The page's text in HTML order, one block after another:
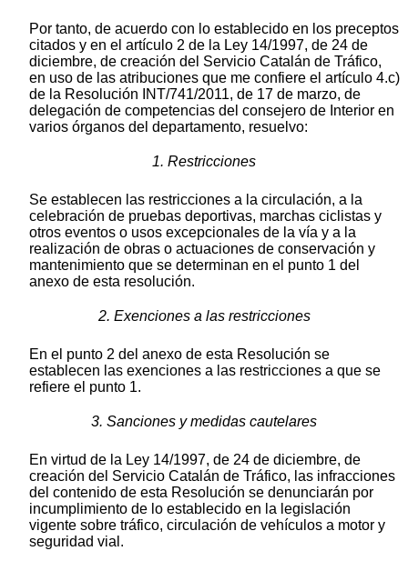
Por tanto, de acuerdo con lo establecido en los preceptos
citados y en el artículo 2 de la Ley 14/1997, de 24 de
diciembre, de creación del Servicio Catalán de Tráfico,
en uso de las atribuciones que me confiere el artículo 4.c)
de la Resolución INT/741/2011, de 17 de marzo, de
delegación de competencias del consejero de Interior en
varios órganos del departamento, resuelvo:
1. Restricciones
Se establecen las restricciones a la circulación, a la
celebración de pruebas deportivas, marchas ciclistas y
otros eventos o usos excepcionales de la vía y a la
realización de obras o actuaciones de conservación y
mantenimiento que se determinan en el punto 1 del
anexo de esta resolución.
2. Exenciones a las restricciones
En el punto 2 del anexo de esta Resolución se
establecen las exenciones a las restricciones a que se
refiere el punto 1.
3. Sanciones y medidas cautelares
En virtud de la Ley 14/1997, de 24 de diciembre, de
creación del Servicio Catalán de Tráfico, las infracciones
del contenido de esta Resolución se denunciarán por
incumplimiento de lo establecido en la legislación
vigente sobre tráfico, circulación de vehículos a motor y
seguridad vial.